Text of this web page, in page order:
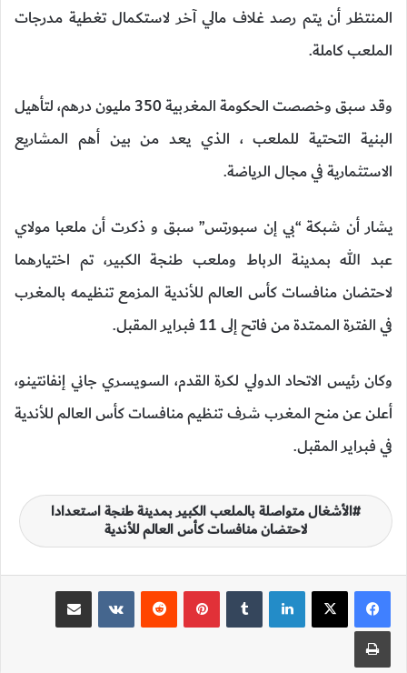
المنتظر أن يتم رصد غلاف مالي آخر لاستكمال تغطية مدرجات
الملعب كاملة.
وقد سبق وخصصت الحكومة المغربية 350 مليون درهم، لتأهيل
البنية التحتية للملعب ، الذي يعد من بين أهم المشاريع
الاستثمارية في مجال الرياضة.
يشار أن شبكة “بي إن سبورتس” سبق و ذكرت أن ملعبا مولاي
عبد الله بمدينة الرباط وملعب طنجة الكبير، تم اختيارهما
لاحتضان منافسات كأس العالم للأندية المزمع تنظيمه بالمغرب
في الفترة الممتدة من فاتح إلى 11 فبراير المقبل.
وكان رئيس الاتحاد الدولي لكرة القدم، السويسري جاني إنفانتينو،
أعلن عن منح المغرب شرف تنظيم منافسات كأس العالم للأندية
في فبراير المقبل.
الأشغال متواصلة بالملعب الكبير بمدينة طنجة استعدادا
لاحتضان منافسات كأس العالم للأندية
لينكدإن بينتيريست